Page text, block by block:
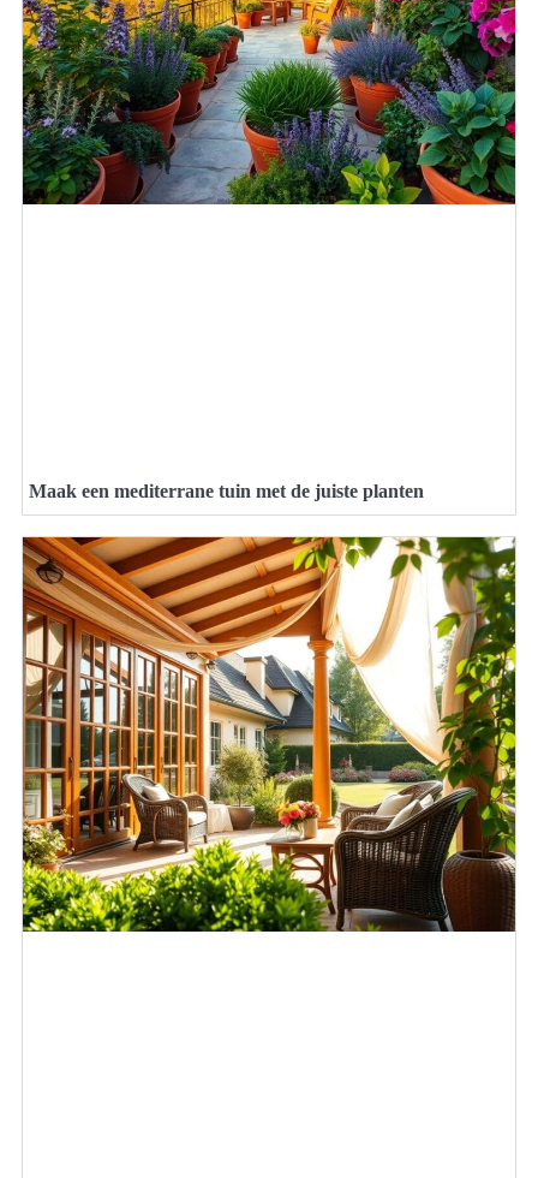
Maak een mediterrane tuin met de juiste planten